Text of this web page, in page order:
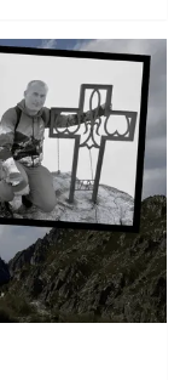
trudno im
się
odbijają